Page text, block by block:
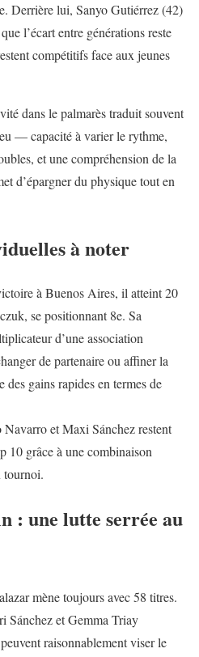
Derrière lui, Sanyo Gutiérrez (42)
l’écart entre générations reste
compétitifs face aux jeunes
dans le palmarès traduit souvent
— capacité à varier le rythme,
et une compréhension de la
d’épargner du physique tout en
à noter
à Buenos Aires, il atteint 20
se positionnant 8e. Sa
d’une association
de partenaire ou affiner la
gains rapides en termes de
et Maxi Sánchez restent
10 grâce à une combinaison
tournoi.
: une lutte serrée au
mène toujours avec 58 titres.
Sánchez et Gemma Triay
raisonnablement viser le